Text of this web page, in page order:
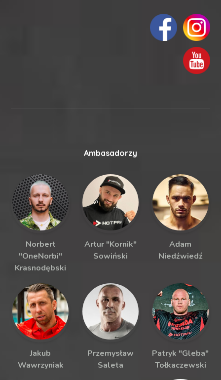
Ambasadorzy
Norbert
"OneNorbi"
Krasnodębski
Artur "Kornik"
Sowiński
Adam
Niedźwiedź
Jakub
Wawrzyniak
Przemysław
Saleta
Patryk "Gleba"
Tołkaczewski